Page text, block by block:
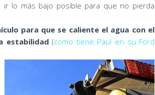
lo más bajo posible para que no pierda
para que se caliente el agua con el
estabilidad (como tiene Paul en su Ford